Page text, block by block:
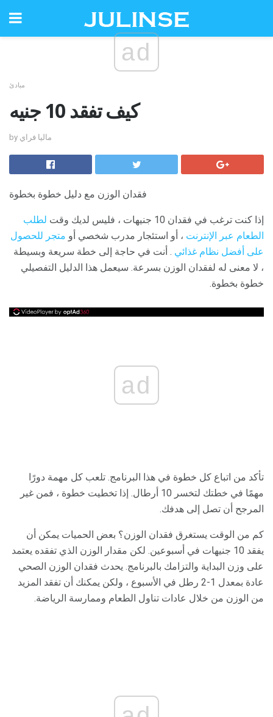
ad
مبادئ
كيف تفقد 10 جنيه
by ماليا فراي
فقدان الوزن مع دليل خطوة بخطوة
إذا كنت ترغب في فقدان 10 جنيهات ، فليس لديك وقت
لطلب
الطعام عبر الإنترنت ، أو استئجار مدرب شخصي أو متجر للحصول
على أفضل نظام غذائي . أنت في حاجة إلى خطة سريعة وبسيطة
، لا معنى له لفقدان الوزن بسرعة. سيعمل هذا الدليل التفصيلي
خطوة بخطوة.
ad
تأكد من اتباع كل خطوة في هذا البرنامج. تلعب كل مهمة دورًا
مهمًا في خطتك لتخسر 10 أرطال. إذا تخطيت خطوة ، فمن غير
المرجح أن تصل إلى هدفك.
كم من الوقت يستغرق فقدان الوزن؟ بعض الحميات يمكن أن
يفقد 10 جنيهات في أسبوعين. لكن مقدار الوزن الذي تفقده يعتمد
على وزن البداية والتزامك بالبرنامج. يحدث فقدان الوزن الصحي
عادة بمعدل 1-2 رطل في الأسبوع ، ولكن يمكنك أن تفقد المزيد
من الوزن من خلال عادات تناول الطعام وممارسة الرياضة.